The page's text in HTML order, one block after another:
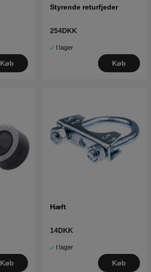
Køb
Styrende returfjeder
254DKK
I lager
Køb
Køb
Hæft
14DKK
I lager
Køb